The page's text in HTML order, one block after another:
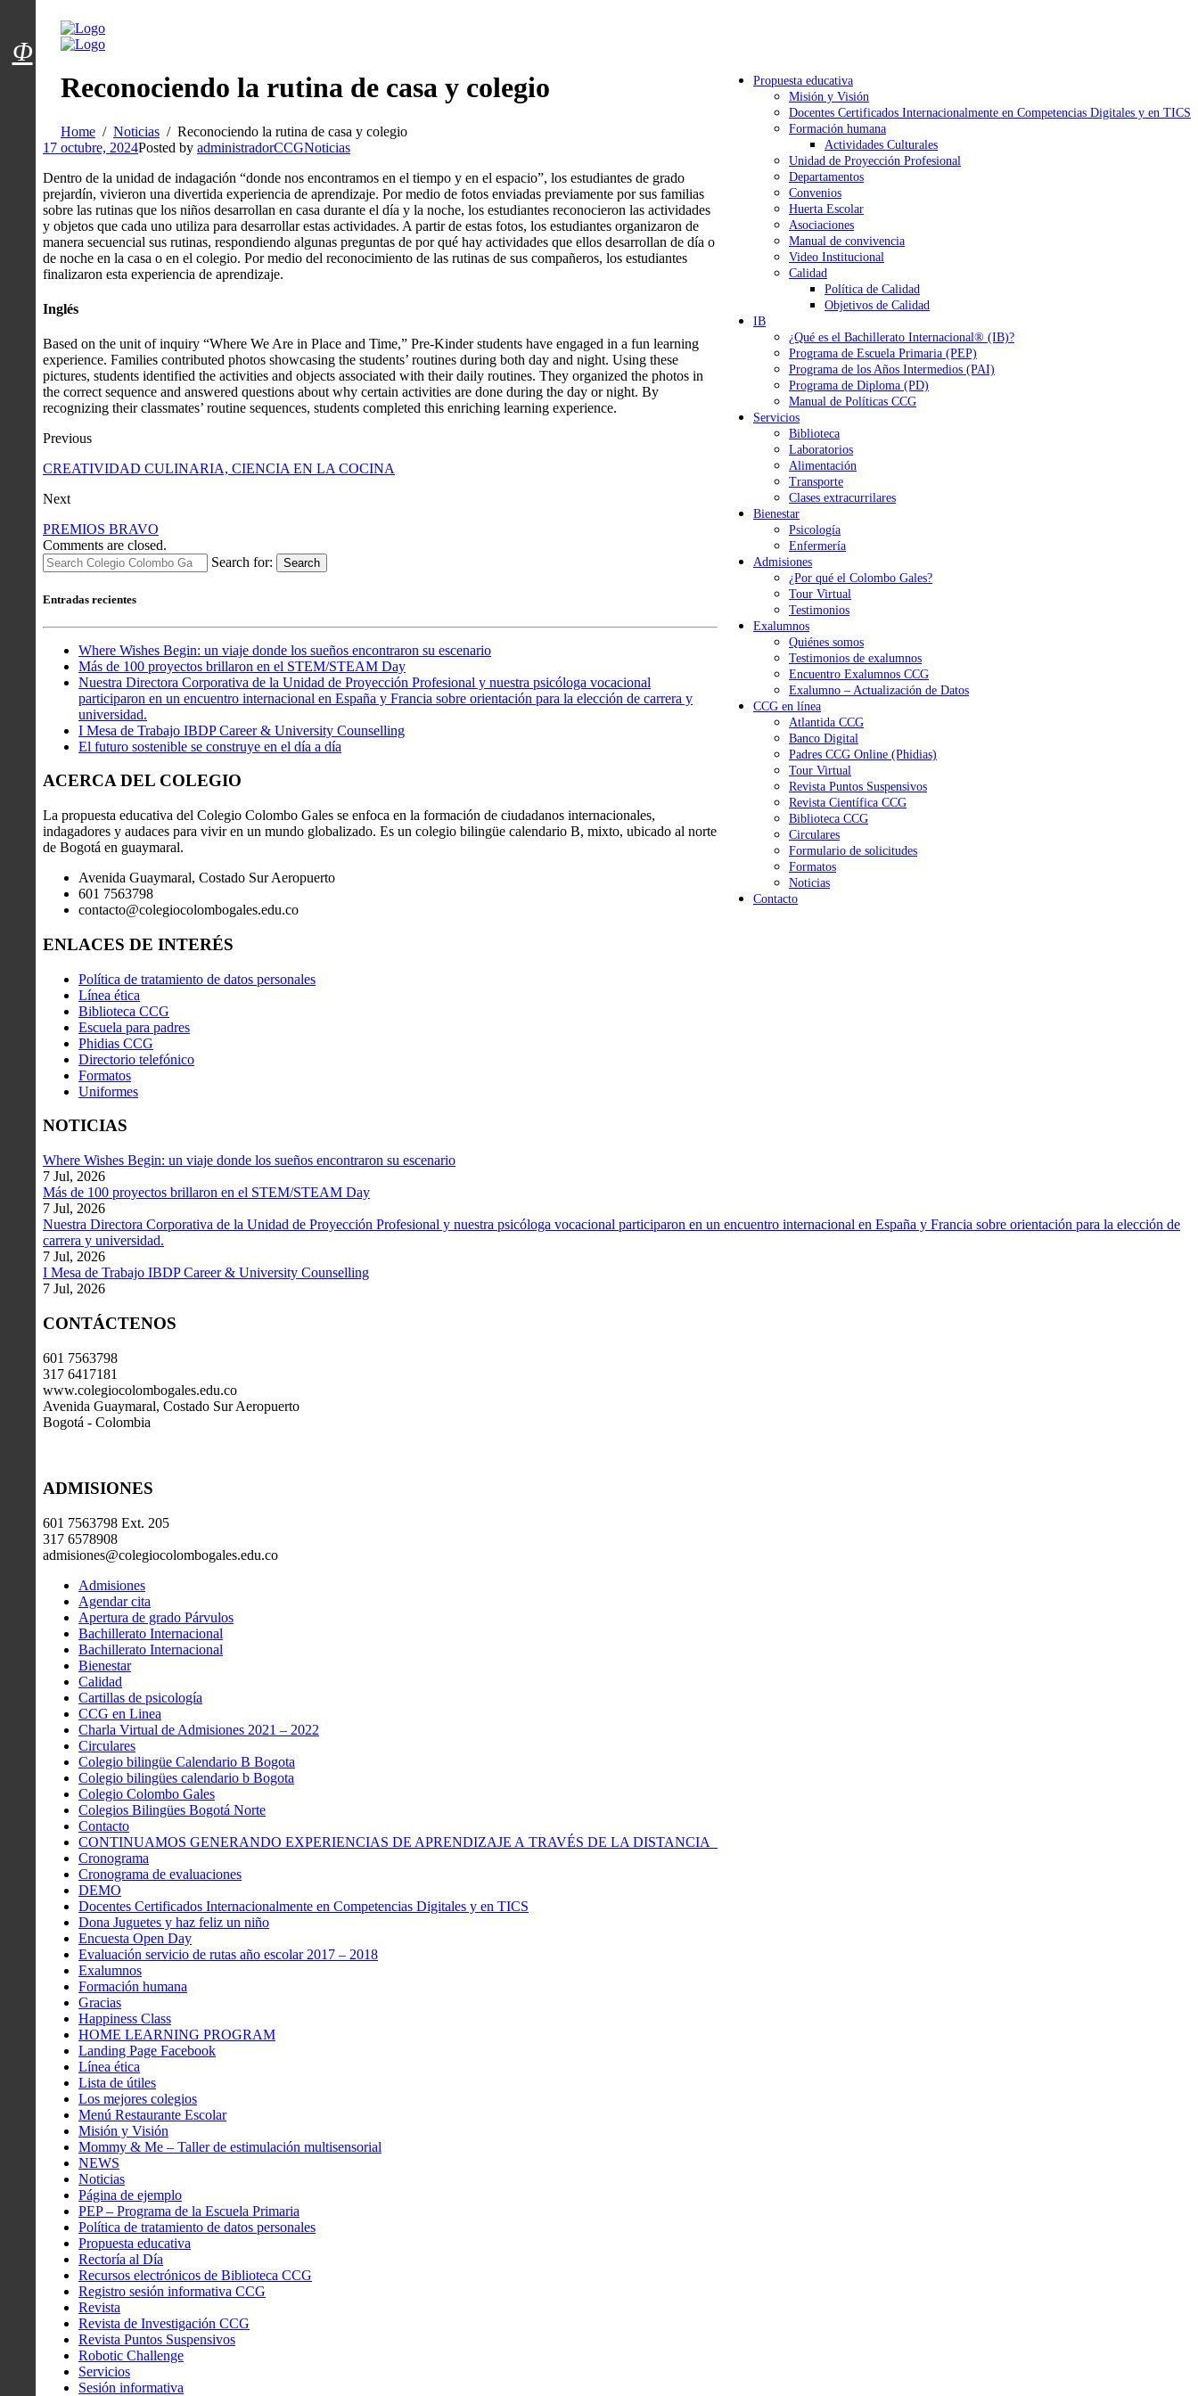
Menú usuarios
Propuesta educativa
Misión y Visión
Docentes Certificados Internacionalmente en Competencias Digitales y en TICS
Formación humana
Actividades Culturales
Unidad de Proyección Profesional
Departamentos
Convenios
Huerta Escolar
Asociaciones
Manual de convivencia
Video Institucional
Calidad
Política de Calidad
Objetivos de Calidad
IB
¿Qué es el Bachillerato Internacional® (IB)?
Programa de Escuela Primaria (PEP)
Programa de los Años Intermedios (PAI)
Programa de Diploma (PD)
Manual de Políticas CCG
Servicios
Biblioteca
Laboratorios
Alimentación
Transporte
Clases extracurrilares
Bienestar
Psicología
Enfermería
Admisiones
¿Por qué el Colombo Gales?
Tour Virtual
Testimonios
Exalumnos
Quiénes somos
Testimonios de exalumnos
Encuentro Exalumnos CCG
Exalumno – Actualización de Datos
CCG en línea
Atlantida CCG
Banco Digital
Padres CCG Online (Phidias)
Tour Virtual
Revista Puntos Suspensivos
Revista Científica CCG
Biblioteca CCG
Circulares
Formulario de solicitudes
Formatos
Noticias
Contacto
Reconociendo la rutina de casa y colegio
Home Noticias
Reconociendo la rutina de casa y colegio
17 octubre, 2024Posted by administradorCCGNoticias
Dentro de la unidad de indagación “donde nos encontramos en el tiempo y en el espacio”, los estudiantes de grado
prejardín, vivieron una divertida experiencia de aprendizaje. Por medio de fotos enviadas previamente por sus familias
sobre las rutinas que los niños desarrollan en casa durante el día y la noche, los estudiantes reconocieron las actividades
y objetos que cada uno utiliza para desarrollar estas actividades. A partir de estas fotos, los estudiantes organizaron de
manera secuencial sus rutinas, respondiendo algunas preguntas de por qué hay actividades que ellos desarrollan de día o
de noche en la casa o en el colegio. Por medio del reconocimiento de las rutinas de sus compañeros, los estudiantes
finalizaron esta experiencia de aprendizaje.
Inglés
Based on the unit of inquiry “Where We Are in Place and Time,” Pre-Kinder students have engaged in a fun learning
experience. Families contributed photos showcasing the students’ routines during both day and night. Using these
pictures, students identified the activities and objects associated with their daily routines. They organized the photos in
the correct sequence and answered questions about why certain activities are done during the day or night. By
recognizing their classmates’ routine sequences, students completed this enriching learning experience.
Previous
CREATIVIDAD CULINARIA, CIENCIA EN LA COCINA
Next
PREMIOS BRAVO
Comments are closed.
Search for:
Search
Entradas recientes
Where Wishes Begin: un viaje donde los sueños encontraron su escenario
Más de 100 proyectos brillaron en el STEM/STEAM Day
Nuestra Directora Corporativa de la Unidad de Proyección Profesional y nuestra psicóloga vocacional
participaron en un encuentro internacional en España y Francia sobre orientación para la elección de carrera y
universidad.
I Mesa de Trabajo IBDP Career & University Counselling
El futuro sostenible se construye en el día a día
ACERCA DEL COLEGIO
La propuesta educativa del Colegio Colombo Gales se enfoca en la formación de ciudadanos internacionales,
indagadores y audaces para vivir en un mundo globalizado. Es un colegio bilingüe calendario B, mixto, ubicado al norte
de Bogotá en guaymaral.
Avenida Guaymaral, Costado Sur Aeropuerto
601 7563798
contacto@colegiocolombogales.edu.co
ENLACES DE INTERÉS
Política de tratamiento de datos personales
Línea ética
Biblioteca CCG
Escuela para padres
Phidias CCG
Directorio telefónico
Formatos
Uniformes
NOTICIAS
Where Wishes Begin: un viaje donde los sueños encontraron su escenario
7 Jul, 2026
Más de 100 proyectos brillaron en el STEM/STEAM Day
7 Jul, 2026
Nuestra Directora Corporativa de la Unidad de Proyección Profesional y nuestra psicóloga vocacional participaron en un encuentro internacional en España y Francia sobre orientación para la elección de
carrera y universidad.
7 Jul, 2026
I Mesa de Trabajo IBDP Career & University Counselling
7 Jul, 2026
CONTÁCTENOS
601 7563798
317 6417181
www.colegiocolombogales.edu.co
Avenida Guaymaral, Costado Sur Aeropuerto
Bogotá - Colombia
ADMISIONES
601 7563798 Ext. 205
317 6578908
admisiones@colegiocolombogales.edu.co
Admisiones
Agendar cita
Apertura de grado Párvulos
Bachillerato Internacional
Bachillerato Internacional
Bienestar
Calidad
Cartillas de psicología
CCG en Linea
Charla Virtual de Admisiones 2021 – 2022
Circulares
Colegio bilingüe Calendario B Bogota
Colegio bilingües calendario b Bogota
Colegio Colombo Gales
Colegios Bilingües Bogotá Norte
Contacto
CONTINUAMOS GENERANDO EXPERIENCIAS DE APRENDIZAJE A TRAVÉS DE LA DISTANCIA
Cronograma
Cronograma de evaluaciones
DEMO
Docentes Certificados Internacionalmente en Competencias Digitales y en TICS
Dona Juguetes y haz feliz un niño
Encuesta Open Day
Evaluación servicio de rutas año escolar 2017 – 2018
Exalumnos
Formación humana
Gracias
Happiness Class
HOME LEARNING PROGRAM
Landing Page Facebook
Línea ética
Lista de útiles
Los mejores colegios
Menú Restaurante Escolar
Misión y Visión
Mommy & Me – Taller de estimulación multisensorial
NEWS
Noticias
Página de ejemplo
PEP – Programa de la Escuela Primaria
Política de tratamiento de datos personales
Propuesta educativa
Rectoría al Día
Recursos electrónicos de Biblioteca CCG
Registro sesión informativa CCG
Revista
Revista de Investigación CCG
Revista Puntos Suspensivos
Robotic Challenge
Servicios
Sesión informativa
Φ